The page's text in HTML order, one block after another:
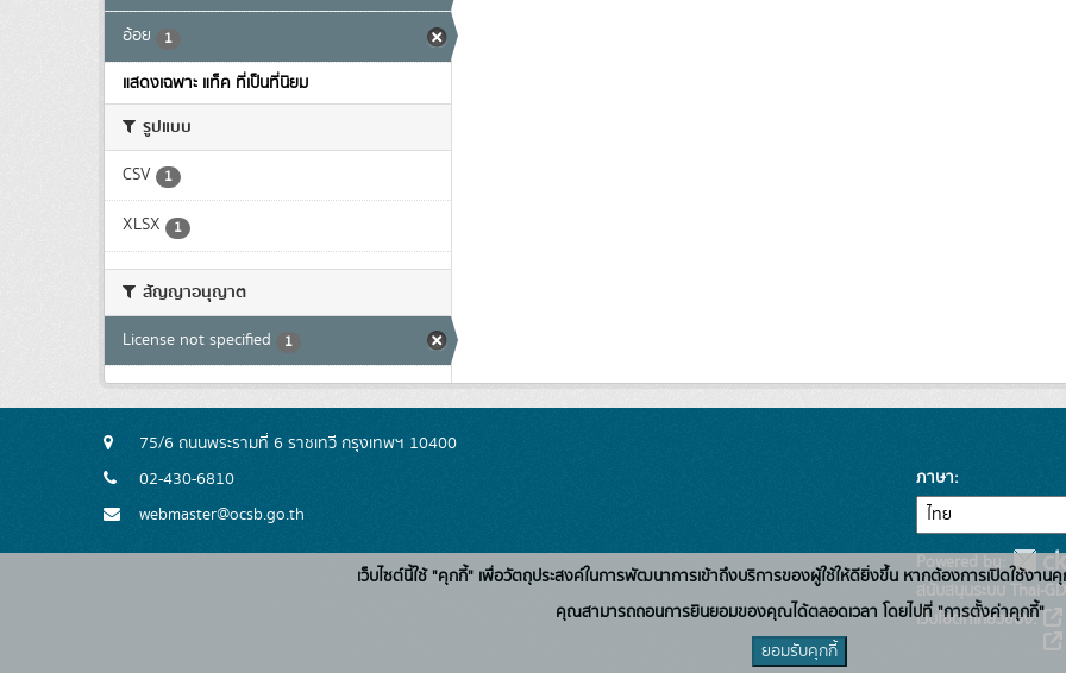
อ้อย 1
แสดงเฉพาะ แท็ค ที่เป็นที่นิยม
รูปแบบ
CSV 1
XLSX 1
สัญญาอนุญาต
License not specified 1
75/6 ถนนพระรามที่ 6 ราชเทวี กรุงเทพฯ 10400
02-430-6810
webmaster@ocsb.go.th
ภาษา
Powered by:
สนับสนุนระบบ Thai-
เว็บไซต์ที่เกี่ยวข้อง:
เว็บไซต์นี้ใช้ "คุกกี้" เพื่อวัตถุประสงค์ในการพัฒนาการเข้าถึงบริการของผู้ใช้ให้ดียิ่งขึ้น หากต้องการเปิดใช้งา
คุณสามารถถอนการยินยอมของคุณได้ตลอดเวลา โดยไปที่ "การตั้งค่าคุกกี้"
ยอมรับคุกกี้